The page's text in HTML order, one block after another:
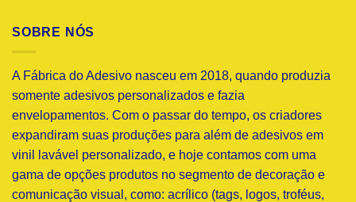
SOBRE NÓS
A Fábrica do Adesivo nasceu em 2018, quando produzia
somente adesivos personalizados e fazia
envelopamentos. Com o passar do tempo, os criadores
expandiram suas produções para além de adesivos em
vinil lavável personalizado, e hoje contamos com uma
gama de opções produtos no segmento de decoração e
comunicação visual, como: acrílico (tags, logos, troféus,